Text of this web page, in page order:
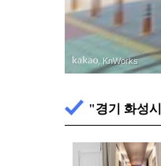
, KnWorks
"경기 화성